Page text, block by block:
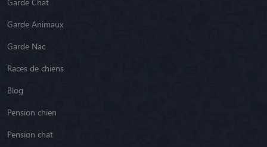
Garde Animaux
Garde Nac
Races de chiens
Blog
Pension chien
Pension chat